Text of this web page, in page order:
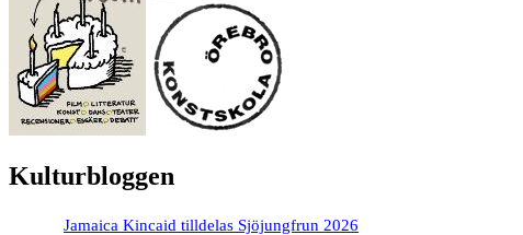
Kulturbloggen
Jamaica Kincaid tilldelas Sjöjungfrun 2026